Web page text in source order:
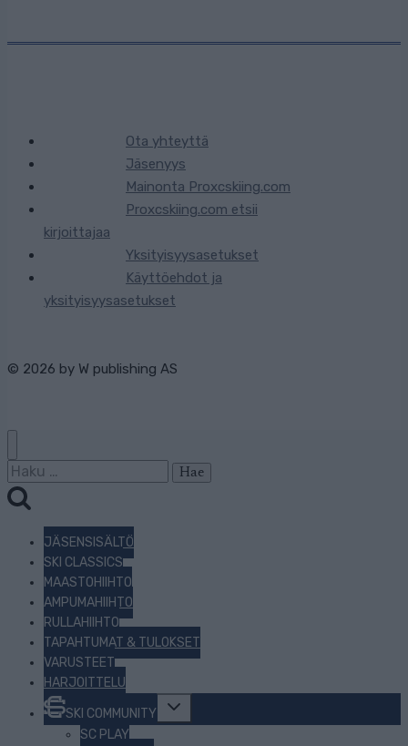
Ota yhteyttä
Jäsenyys
Mainonta Proxcskiing.com
Proxcskiing.com etsii
kirjoittajaa
Yksityisyysasetukset
Käyttöehdot ja
yksityisyysasetukset
© 2026 by W publishing AS
Haku:
JÄSENSISÄLTÖ
SKI CLASSICS
MAASTOHIIHTO
AMPUMAHIIHTO
RULLAHIIHTO
TAPAHTUMAT & TULOKSET
VARUSTEET
HARJOITTELU
SKI COMMUNITY
Toggle
child
menu
SC PLAY